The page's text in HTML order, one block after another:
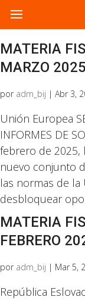
MATERIA
MARZO 2025
por adm_bij | Abr 3,
Unión Europea
INFORMES DE
febrero de 2025,
nuevo conjunto
las normas de la
desbloquear
MATERIA
FEBRERO
por adm_bij | Mar 5,
República